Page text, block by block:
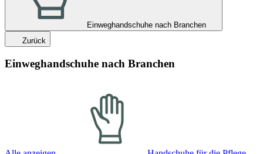
Einweghandschuhe nach Branchen
Zurück
Einweghandschuhe nach Branchen